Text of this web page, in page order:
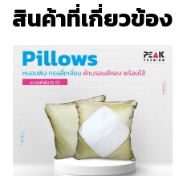
สินค้าที่เกี่ยวข้อง